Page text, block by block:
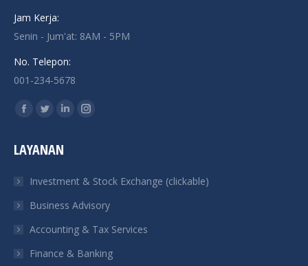
Jam Kerja:
Senin - Jum'at: 8AM - 5PM
No. Telepon:
001-234-5678
Find us on:
Facebook
opens
new
window
Twitter
opens
new
window
Linkedin
new
window
Instagram
new
window
LAYANAN
Investment & Stock Exchange (clickable)
Business Advisory
Accounting & Tax Services
Finance & Banking